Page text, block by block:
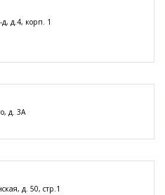
д.4, корп. 1
д. 3А
д. 50, стр.1